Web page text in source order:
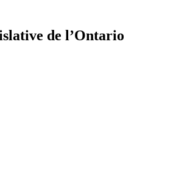
été
m’a
de l’Ontario